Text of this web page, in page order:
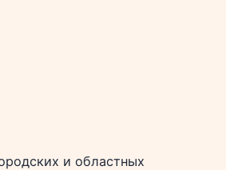
и областных